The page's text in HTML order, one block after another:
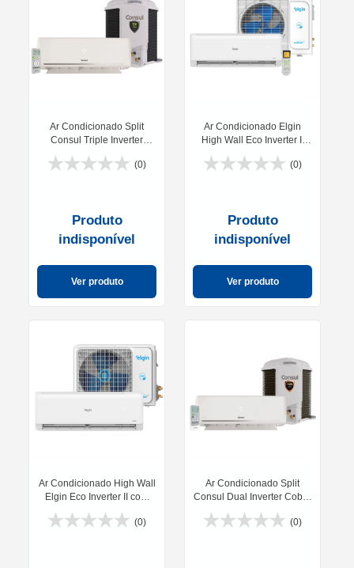
Ar Condicionado Split
Consul Triple Inverter
CBK12CBL12C (0)
Produto
indisponível
Ver produto
Ar Condicionado Elgin
High Wall Eco Inverter II
(0)
Produto
indisponível
Ver produto
Ar Condicionado High Wall
Elgin Eco Inverter II com
Wifi 12000 BTUS 220V
(0)
Ar Condicionado Split
Consul Dual Inverter Cobre
Frio 12000 BTUs -
CBK12E/CBL12E(0)